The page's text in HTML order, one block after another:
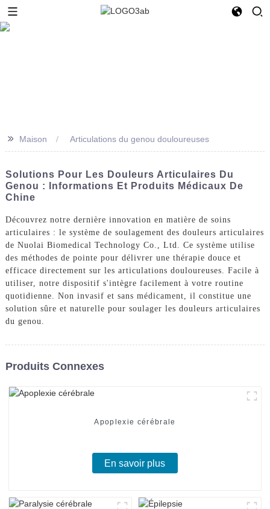
>> Maison Articulations du genou douloureuses
Solutions Pour Les Douleurs Articulaires Du
Genou : Informations Et Produits Médicaux De
Chine
Découvrez notre dernière innovation en matière de soins
articulaires : le système de soulagement des douleurs articulaires
de Nuolai Biomedical Technology Co., Ltd. Ce système utilise
des méthodes de pointe pour délivrer une thérapie douce et
efficace directement sur les articulations douloureuses. Facile à
utiliser, notre dispositif s'intègre facilement à votre routine
quotidienne. Non invasif et sans médicament, il constitue une
solution sûre et naturelle pour soulager les douleurs articulaires
du genou.
Produits Connexes
Apoplexie cérébrale
En savoir plus